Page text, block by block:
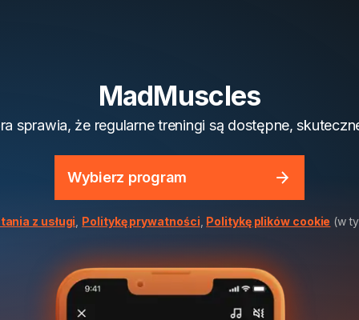
MadMuscles
sprawia, że regularne treningi są dostępne,
Wybierz program
z usługi Politykę prywatności Politykę plików cookie (w